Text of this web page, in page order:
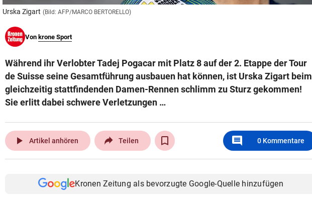
Urska Zigart (Bild: AFP/MARCO BERTORELLO)
Von krone Sport
Während ihr Verlobter Tadej Pogacar mit Platz 8 auf der 2. Etappe der Tour
de Suisse seine Gesamtführung ausbauen hat können, ist Urska Zigart beim
gleichzeitig stattfindenden Damen-Rennen schlimm zu Sturz gekommen!
Sie erlitt dabei schwere Verletzungen …
play_arrow Artikel anhören Teilen comment 0 Kommentare
Kronen Zeitung als bevorzugte Google-Quelle hinzufügen